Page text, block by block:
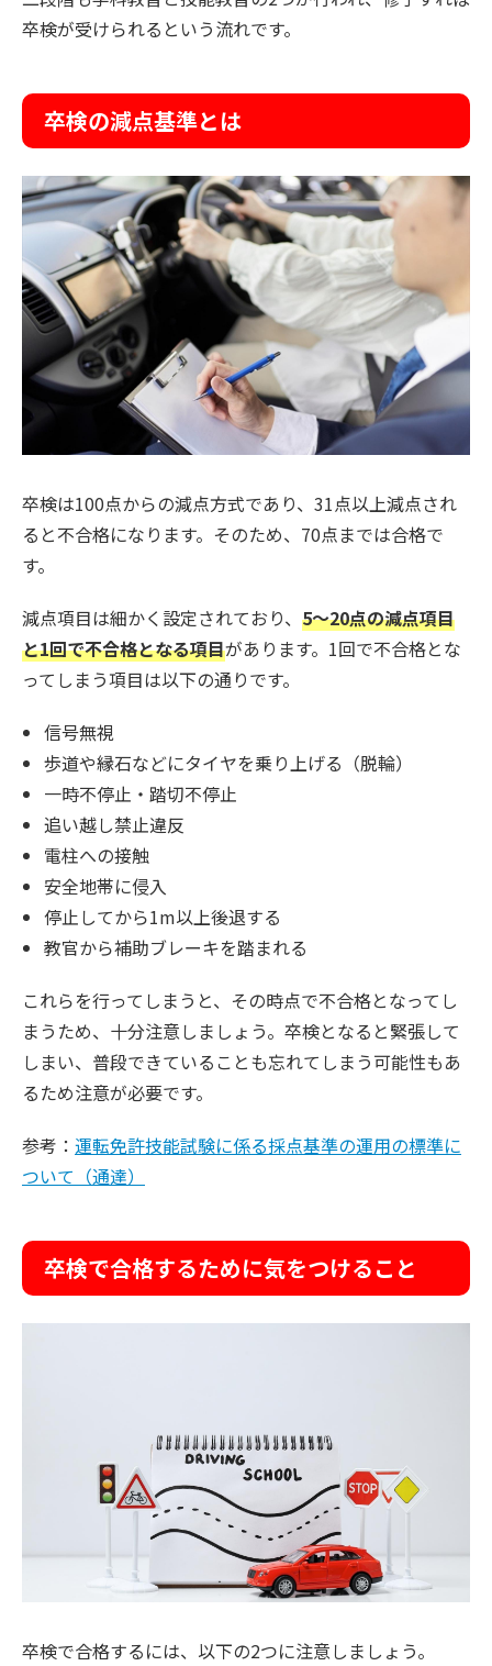
卒検が受けられるという流れです。
卒検の減点基準とは
卒検は100点からの減点方式であり、31点以上減点され
ると不合格になります。そのため、70点までは合格で
す。
減点項目は細かく設定されており、 5〜20点の減点項目
と1回で不合格となる項目があります。1回で不合格とな
ってしまう項目は以下の通りです。
信号無視
歩道や縁石などにタイヤを乗り上げる（脱輪）
一時不停止・踏切不停止
追い越し禁止違反
電柱への接触
安全地帯に侵入
停止してから1m以上後退する
教官から補助ブレーキを踏まれる
これらを行ってしまうと、その時点で不合格となってし
まうため、十分注意しましょう。卒検となると緊張して
しまい、普段できていることも忘れてしまう可能性もあ
るため注意が必要です。
参考： 運転免許技能試験に係る採点基準の運用の標準に
ついて（通達）
卒検で合格するために気をつけること
卒検で合格するには、以下の2つに注意しましょう。